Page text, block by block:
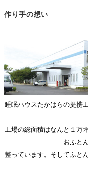
作り手の想い
睡眠ハウスたかはらの提携
工場の総面積はなんと１万
おふと
整っています。そしてふと